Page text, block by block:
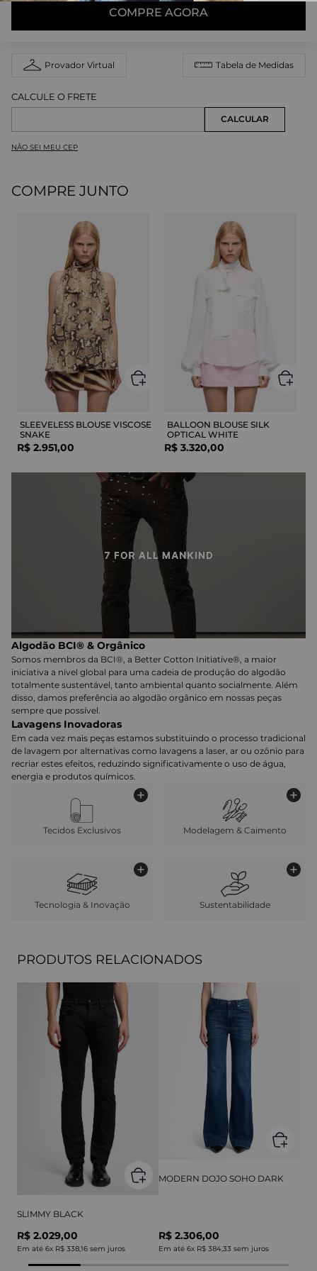
COMPRE AGORA
Provador Virtual Tabela de Medidas
NÃO SEI MEU CEP
COMPRE JUNTO
SLEEVELESS BLOUSE VISCOSE
SNAKE
R$ 2.951,00
BALLOON BLOUSE SILK
OPTICAL WHITE
R$ 3.320,00
Algodão BCI® & Orgânico
Somos membros da BCI®, a Better Cotton Initiative®, a maior
iniciativa a nível global para uma cadeia de produção do algodão
totalmente sustentável, tanto ambiental quanto socialmente. Além
disso, damos preferência ao algodão orgânico em nossas peças
sempre que possível.
Lavagens Inovadoras
Em cada vez mais peças estamos substituindo o processo tradicional
de lavagem por alternativas como lavagens a laser, ar ou ozônio para
recriar estes efeitos, reduzindo significativamente o uso de água,
energia e produtos químicos.
Tecidos Exclusivos Modelagem & Caimento
Tecnologia & Inovação Sustentabilidade
PRODUTOS RELACIONADOS
SLIMMY BLACK
R$ 2.029,00
Em até 6x R$ 338,16 sem juros
MODERN DOJO SOHO DARK
R$ 2.306,00
Em até 6x R$ 384,33 sem juros